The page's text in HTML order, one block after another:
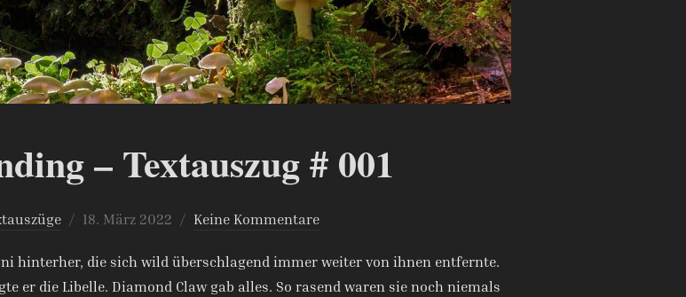
– Textauszug # 001
Veröffentlicht
18. März 2022 Keine Kommentare
hinterher, die sich wild überschlagend immer weiter von ihnen entfernte.
er die Libelle. Diamond Claw gab alles. So rasend waren sie noch niemals